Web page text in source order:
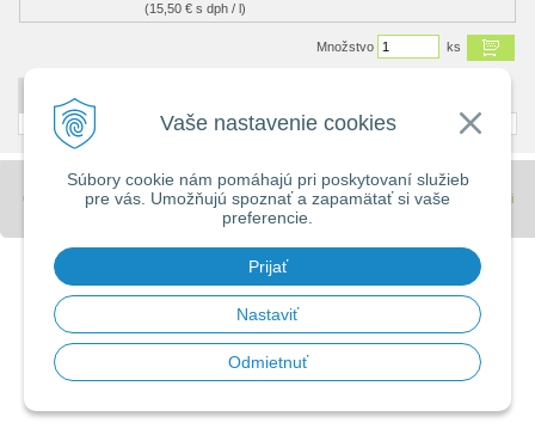
Vaše nastavenie cookies
Súbory cookie nám pomáhajú pri poskytovaní služieb
pre vás. Umožňujú spoznať a zapamätať si vaše
preferencie.
Prijať
Nastaviť
Odmietnuť
(15,50 € s dph / l)
Množstvo ks
DETAILNÝ POPIS
© 2026 Stavebniny - DUMA •tvorba eshopu cez UNIobchod,webhostingspoločnosti
WEBYGROUP